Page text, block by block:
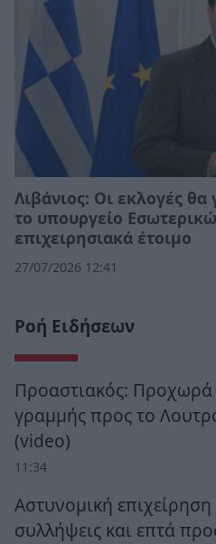
Λιβάνιος: Οι εκλογές θα
το υπουργείο
επιχειρησιακά έτοιμο
27/07/2026 12:41
Ροή Ειδήσεων
Προαστιακός: Προχωρά
γραμμής προς το
(video)
11:34
Αστυνομική
συλλήψεις και επτά